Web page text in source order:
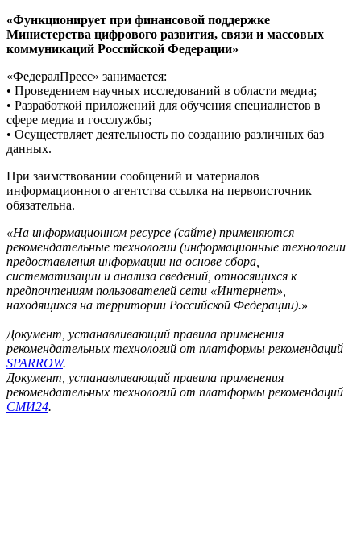
«Функционирует при финансовой поддержке
Министерства цифрового развития, связи и массовых
коммуникаций Российской Федерации»
«ФедералПресс» занимается:
• Проведением научных исследований в области медиа;
• Разработкой приложений для обучения специалистов в
сфере медиа и госслужбы;
• Осуществляет деятельность по созданию различных баз
данных.
При заимствовании сообщений и материалов
информационного агентства ссылка на первоисточник
обязательна.
«На информационном ресурсе (сайте) применяются
рекомендательные технологии (информационные технологии
предоставления информации на основе сбора,
систематизации и анализа сведений, относящихся к
предпочтениям пользователей сети «Интернет»,
находящихся на территории Российской Федерации).»
Документ, устанавливающий правила применения
рекомендательных технологий от платформы рекомендаций
SPARROW.
Документ, устанавливающий правила применения
рекомендательных технологий от платформы рекомендаций
СМИ24.